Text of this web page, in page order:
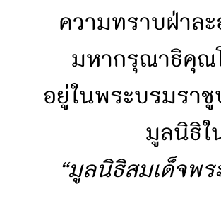
ความทราบฝ่าล
มหากรุณาธิคุณ
อยู่ในพระบรมรา
มูลนิธิใ
“มูลนิธิสมเด็จพ